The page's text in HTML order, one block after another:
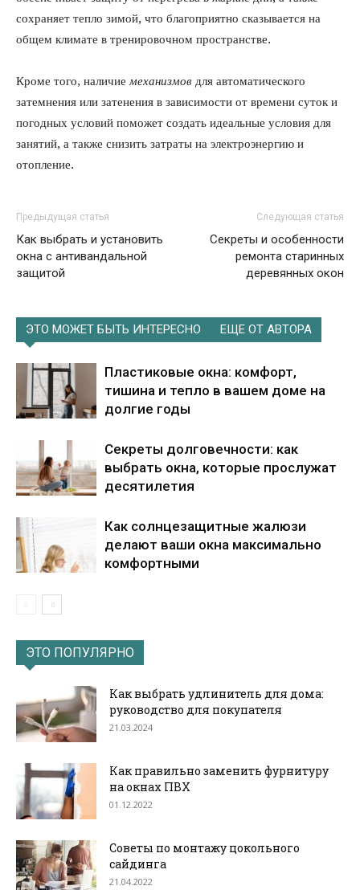
сохраняет тепло зимой, что благоприятно сказывается на
общем климате в тренировочном пространстве.
Кроме того, наличиемеханизмов для автоматического
затемнения или затенения в зависимости от времени суток и
погодных условий поможет создать идеальные условия для
занятий, а также снизить затраты на электроэнергию и
отопление.
Предыдущая статья
Как выбрать и установить
окна с антивандальной
защитой
Следующая статья
Секреты и особенности
ремонта старинных
деревянных окон
ЭТО МОЖЕТ БЫТЬ ИНТЕРЕСНО ЕЩЕ ОТ АВТОРА
Пластиковые окна: комфорт,
тишина и тепло в вашем доме на
долгие годы
Секреты долговечности: как
выбрать окна, которые прослужат
десятилетия
Как солнцезащитные жалюзи
делают ваши окна максимально
комфортными
ЭТО ПОПУЛЯРНО
Как выбрать удлинитель для дома:
руководство для покупателя
21.03.2024
Как правильно заменить фурнитуру
на окнах ПВХ
01.12.2022
Советы по монтажу цокольного
сайдинга
21.04.2022